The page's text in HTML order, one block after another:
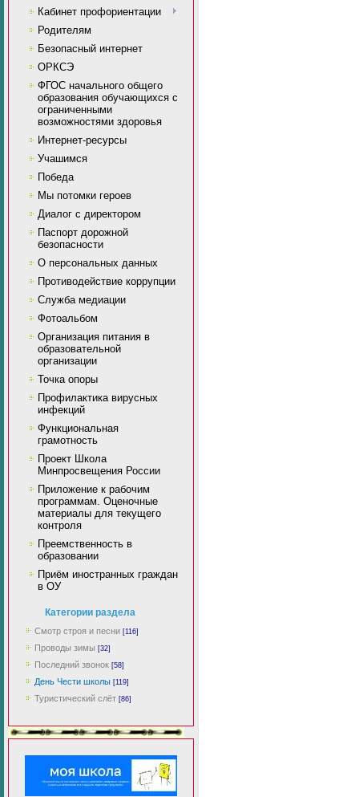
Кабинет профориентации
Родителям
Безопасный интернет
ОРКСЭ
ФГОС начального общего
образования обучающихся с
ограниченными
возможностями здоровья
Интернет-ресурсы
Учашимся
Победа
Мы потомки героев
Диалог с директором
Паспорт дорожной
безопасности
О персональных данных
Противодействие коррупции
Служба медиации
Фотоальбом
Организация питания в
образовательной
организации
Точка опоры
Профилактика вирусных
инфекций
Функциональная
грамотность
Проект Школа
Минпросвещения России
Приложение к рабочим
программам. Оценочные
материалы для текущего
контроля
Преемственность в
образовании
Приём иностранных граждан
в ОУ
Категории раздела
Смотр строя и песни [116]
Проводы зимы [32]
Последний звонок [58]
День Чести школы [119]
Туристический слёт [86]